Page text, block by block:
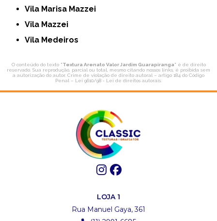
Vila Marisa Mazzei
Vila Mazzei
Vila Medeiros
O conteúdo do texto "Textura Arenato Valor Jardim Guarapiranga" é de direito
reservado. Sua reprodução, parcial ou total, mesmo citando nossos links, é proibida sem
a autorização do autor. Crime de violação de direito autoral – artigo 184 do Código
Penal – Lei 9610/98 - Lei de direitos autorais
LOJA 1
Rua Manuel Gaya, 361